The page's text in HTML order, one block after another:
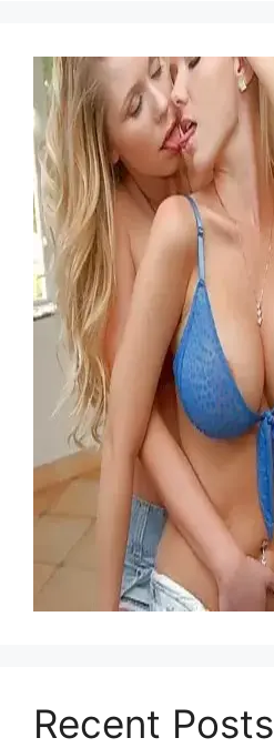
Recent Posts